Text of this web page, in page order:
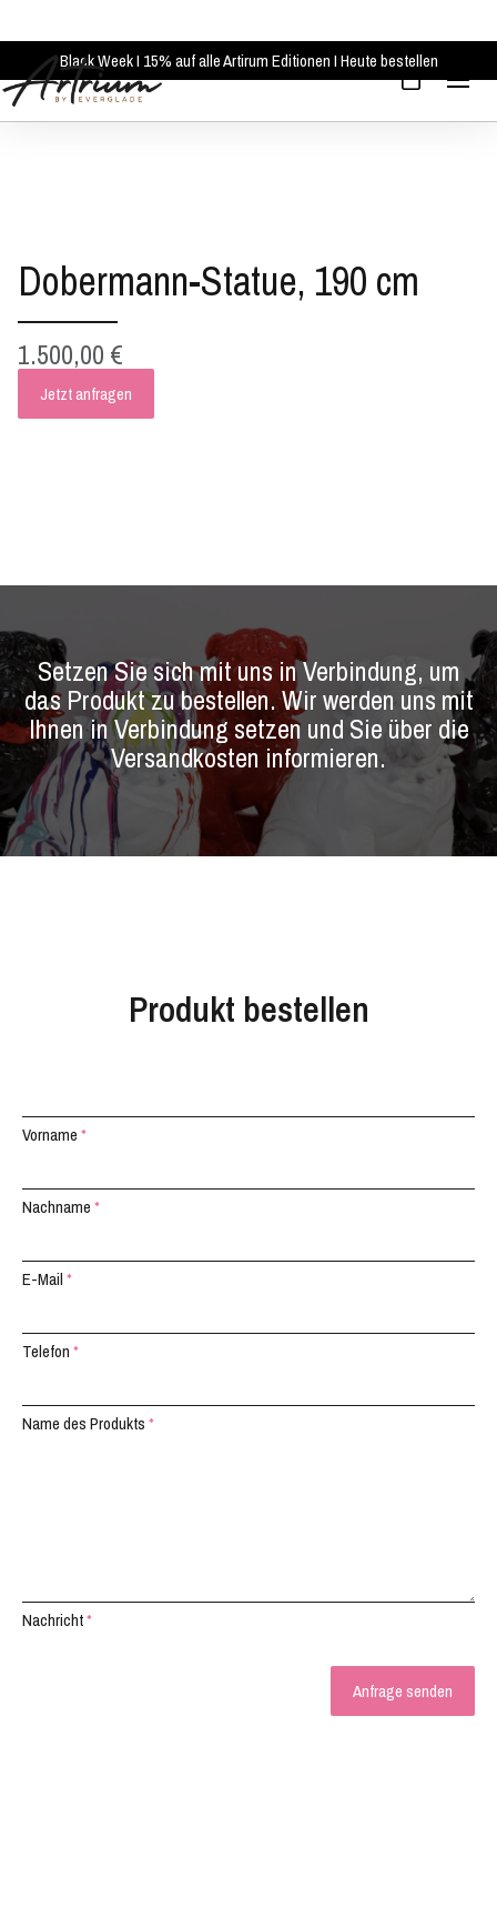
Black Week I 15% auf alle Artirum Editionen I Heute bestellen
Dobermann-Statue, 190 cm
1.500,00 €
Jetzt anfragen
Setzen Sie sich mit uns in Verbindung, um
das Produkt zu bestellen. Wir werden uns mit
Ihnen in Verbindung setzen und Sie über die
Versandkosten informieren.
Produkt bestellen
Vorname*
Nachname*
E-Mail*
Telefon*
Name des Produkts*
Nachricht*